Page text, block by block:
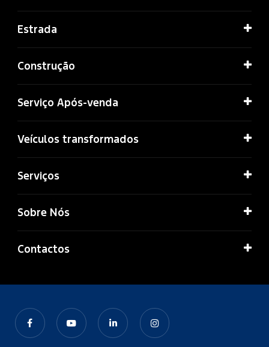
Estrada
Construção
Serviço Após-venda
Veículos transformados
Serviços
Sobre Nós
Contactos